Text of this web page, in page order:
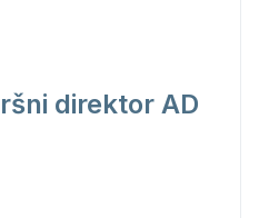
direktor AD